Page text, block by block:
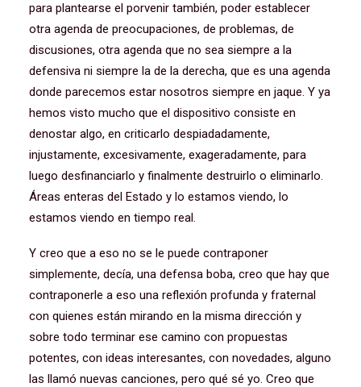
para plantearse el porvenir también, poder establecer
otra agenda de preocupaciones, de problemas, de
discusiones, otra agenda que no sea siempre a la
defensiva ni siempre la de la derecha, que es una agenda
donde parecemos estar nosotros siempre en jaque. Y ya
hemos visto mucho que el dispositivo consiste en
denostar algo, en criticarlo despiadadamente,
injustamente, excesivamente, exageradamente, para
luego desfinanciarlo y finalmente destruirlo o eliminarlo.
Áreas enteras del Estado y lo estamos viendo, lo
estamos viendo en tiempo real.
Y creo que a eso no se le puede contraponer
simplemente, decía, una defensa boba, creo que hay que
contraponerle a eso una reflexión profunda y fraternal
con quienes están mirando en la misma dirección y
sobre todo terminar ese camino con propuestas
potentes, con ideas interesantes, con novedades, alguno
las llamó nuevas canciones, pero qué sé yo. Creo que